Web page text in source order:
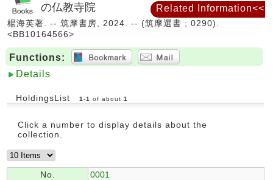
の仏教寺院
楊海英著. -- 筑摩書房, 2024. -- (筑摩選書 ; 0290).
<BB10164566>
Functions:
Details
HoldingsList 1 -1 of about 1
Click a number to display details about the
collection.
No.
0001
Related Information<<